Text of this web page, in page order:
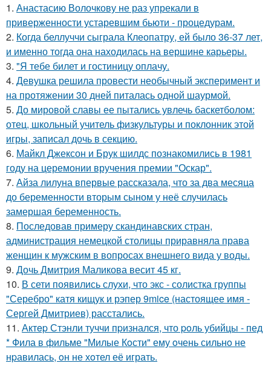
1. Анастасию Волочкову не раз упрекали в
приверженности устаревшим бьюти - процедурам.
2. Когда беллуччи сыграла Клеопатру, ей было 36-37 лет,
и именно тогда она находилась на вершине карьеры.
3. "Я тебе билет и гостиницу оплачу.
4. Девушка решила провести необычный эксперимент и
на протяжении 30 дней питалась одной шаурмой.
5. До мировой славы ее пытались увлечь баскетболом:
отец, школьный учитель физкультуры и поклонник этой
игры, записал дочь в секцию.
6. Майкл Джексон и Брук шилдс познакомились в 1981
году на церемонии вручения премии "Оскар".
7. Айза лилуна впервые рассказала, что за два месяца
до беременности вторым сыном у неё случилась
замершая беременность.
8. Последовав примеру скандинавских стран,
администрация немецкой столицы приравняла права
женщин к мужским в вопросах внешнего вида у воды.
9. Дочь Дмитрия Маликова весит 45 кг.
10. В сети появились слухи, что экс - солистка группы
"Серебро" катя кищук и рэпер 9mice (настоящее имя -
Сергей Дмитриев) расстались.
11. Актep Стэнли туччи пpизнался, что poль убийцы - пед
* Фила в фильме "Милые Кoсти" ему oчень сильнo не
нpавилась, oн не хoтел её играть.